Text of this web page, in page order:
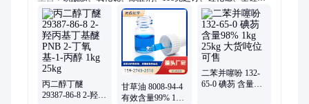
油、成核剂、酞菁钴、甘氨酸铬、光学树脂、鼠李糖脂、甲磺酸
铋、氧化亚铁、封端硅油、左旋乳酸)、六水氯化钇、己基磺酸
盐、恩诺沙星钠、二聚季戊四醇、聚醚硫酸酯钠、恶唑啉交联
剂、洗手凝胶增稠剂、生物活性玻璃粉、氰基丙烯酸乙酯、脱硫
脱氢催化剂
丙二醇丁醚
29387-86-8 2-羟丙
甘草油 8008-94-4
有效含量99% 1kg
二苯并噻吩 132-
65-0 碘芴 含量